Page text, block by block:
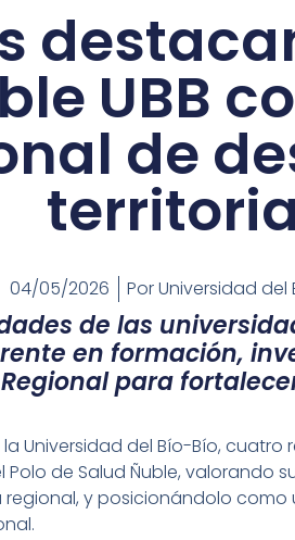
UBB
de
04/05/2026 PorUniversidad del
de las
en formación,
para
Universidad del Bío-Bío,
de Salud Ñuble, valorando
y posicionándolo